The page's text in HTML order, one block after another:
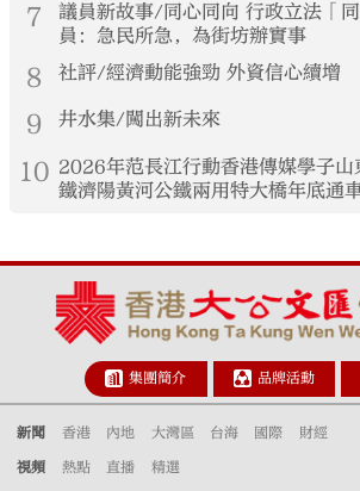
7
議員新故事/同心同向 行政立法「
員：急民所急，為街坊辦實事
8 社評/經濟動能強勁 外資信心續增
9 井水集/闖出新未來
10 2026年范長江行動香港傳媒學子
鐵濟陽黃河公鐵兩用特大橋年底通
集團簡介 品牌活動
新聞 香港 內地 大灣區 台海 國際 財經
視頻 熱點 直播 精選